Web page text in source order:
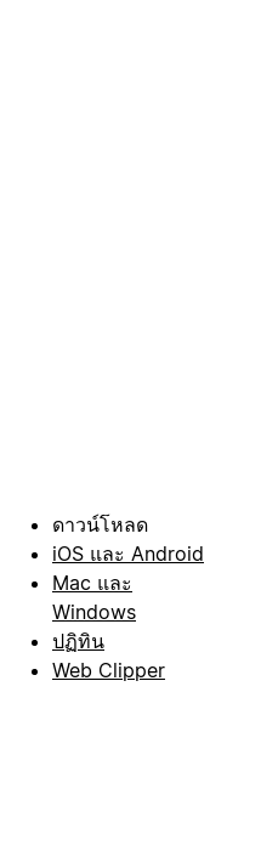
ดาวน์โหลด
iOS และ Android
Mac และ
Windows
ปฏิทิน
Web Clipper